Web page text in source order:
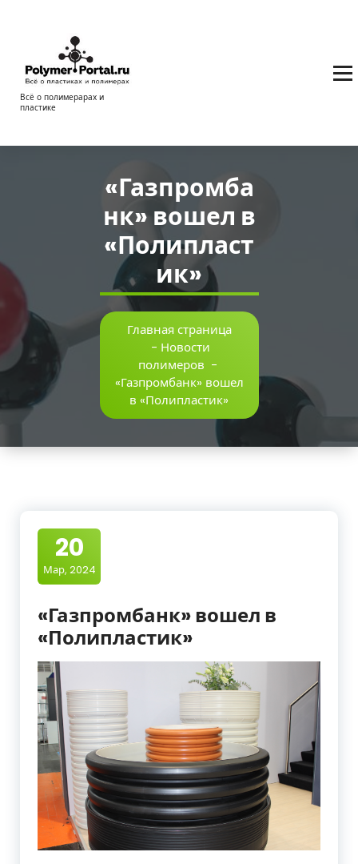
содержимому
Всё о полимерарах и
пластике
«Газпромба
нк» вошел в
«Полипласт
ик»
Главная страница
- Новости
полимеров -
«Газпромбанк» вошел
в «Полипластик»
20
Мар, 2024
«Газпромбанк» вошел в
«Полипластик»